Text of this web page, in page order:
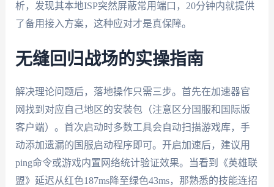
析，发现其本地ISP突然屏蔽常用端口，20分钟内就提供
了备用接入方案，这种应对才是真保障。
无缝回归战场的实操指南
解决理论问题后，落地操作只需三步。首先在加速器官
网找到对应自己地区的安装包（注意区分国服和国际版
客户端）。首次启动时多数工具会自动扫描游戏库，手
动添加遗漏的国服启动程序即可。开启加速后，建议用
ping命令或游戏内置网络统计验证效果。当看到《英雄联
盟》延迟从红色187ms降至绿色43ms，那熟悉的技能连招